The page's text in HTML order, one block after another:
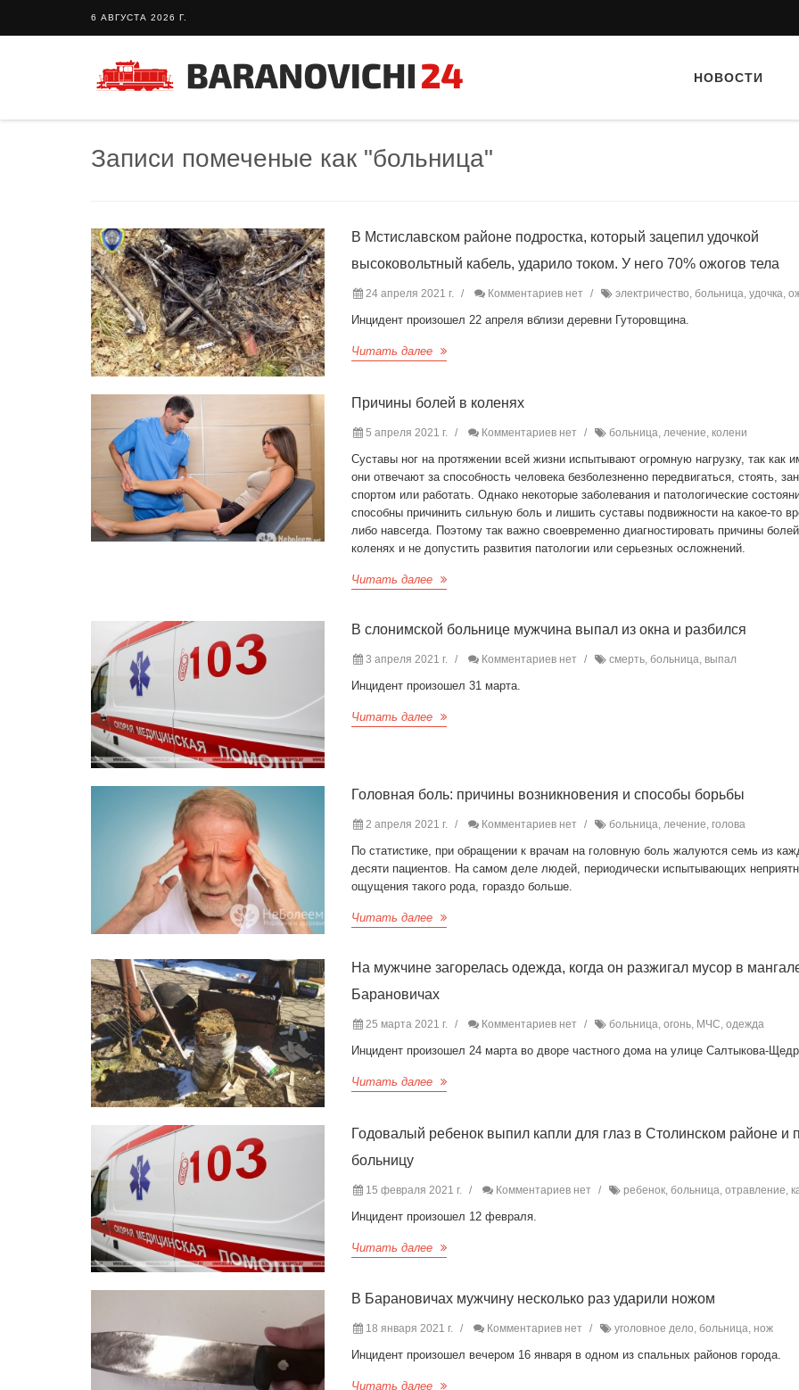
6 АВГУСТА 2026 Г.
НОВОСТИ
Записи помеченые как "больница"
В Мстиславском районе подростка, который зацепил удочкой
высоковольтный кабель, ударило током. У него 70% ожогов тела
24 апреля 2021 г. Комментариев нет электричество, больница, удочка,
Инцидент произошел 22 апреля вблизи деревни Гуторовщина.
Читать далее
Причины болей в коленях
5 апреля 2021 г. Комментариев нет больница, лечение, колени
Суставы ног на протяжении всей жизни испытывают огромную нагрузку, так как
они отвечают за способность человека безболезненно передвигаться, стоять,
спортом или работать. Однако некоторые заболевания и патологические
способны причинить сильную боль и лишить суставы подвижности на какое-то
либо навсегда. Поэтому так важно своевременно диагностировать причины
коленях и не допустить развития патологии или серьезных осложнений.
Читать далее
В слонимской больнице мужчина выпал из окна и разбился
3 апреля 2021 г. Комментариев нет смерть, больница, выпал
Инцидент произошел 31 марта.
Читать далее
Головная боль: причины возникновения и способы борьбы
2 апреля 2021 г. Комментариев нет больница, лечение, голова
По статистике, при обращении к врачам на головную боль жалуются семь из
десяти пациентов. На самом деле людей, периодически испытывающих
ощущения такого рода, гораздо больше.
Читать далее
На мужчине загорелась одежда, когда он разжигал мусор в
Барановичах
25 марта 2021 г. Комментариев нет больница, огонь, МЧС, одежда
Инцидент произошел 24 марта во дворе частного дома на улице Салтыкова-
Читать далее
Годовалый ребенок выпил капли для глаз в Столинском районе и
больницу
15 февраля 2021 г. Комментариев нет ребенок, больница, отравление,
Инцидент произошел 12 февраля.
Читать далее
В Барановичах мужчину несколько раз ударили ножом
18 января 2021 г. Комментариев нет уголовное дело, больница, нож
Инцидент произошел вечером 16 января в одном из спальных районов города.
Читать далее
Тайный гость: Кафе "Grand Buffet" Тайный гость: кафе